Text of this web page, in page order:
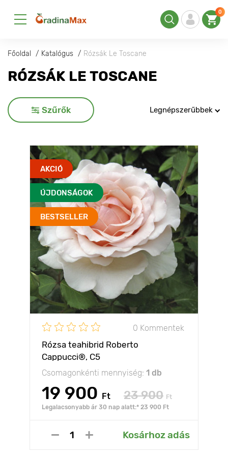
0
Főoldal Katalógus Rózsák Le Toscane
RÓZSÁK LE TOSCANE
Szűrők Legnépszerűbbek
AKCIÓ
ÚJDONSÁGOK
BESTSELLER
0 Kommentek
Rózsa teahibrid Roberto
Cappucci®, C5
Csomagonkénti mennyiség: 1 db
19 900 Ft 23 900 Ft
Legalacsonyabb ár 30 nap alatt:* 23 900 Ft
Kosárhoz adás